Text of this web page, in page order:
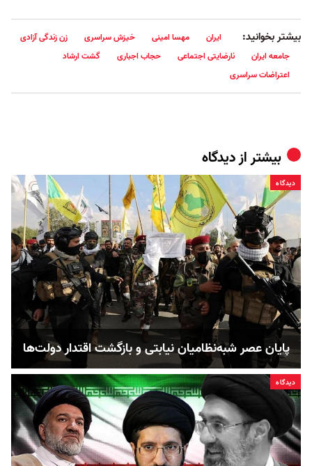
بیشتر بخوانید: ایران مهسا امینی خیزش سراسری
زن زندگی آزادی
جامعه ایران
نارضایتی اجتماعی حجاب اجباری
گشت ارشاد
اعتراضات سراسری
بیشتر ازدیدگاه
دیدگاه
پایان عصر شبه‌نظامیان نیابتی و بازگشت اقتدار دولت‌ها
دیدگاه